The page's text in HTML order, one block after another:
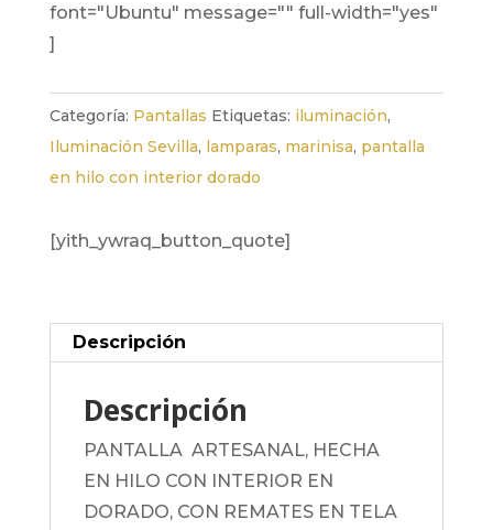
font="Ubuntu" message="" full-width="yes"
]
Categoría: Pantallas Etiquetas: iluminación,
Iluminación Sevilla, lamparas, marinisa, pantalla
en hilo con interior dorado
[yith_ywraq_button_quote]
Descripción
Descripción
PANTALLA ARTESANAL, HECHA
EN HILO CON INTERIOR EN
DORADO, CON REMATES EN TELA